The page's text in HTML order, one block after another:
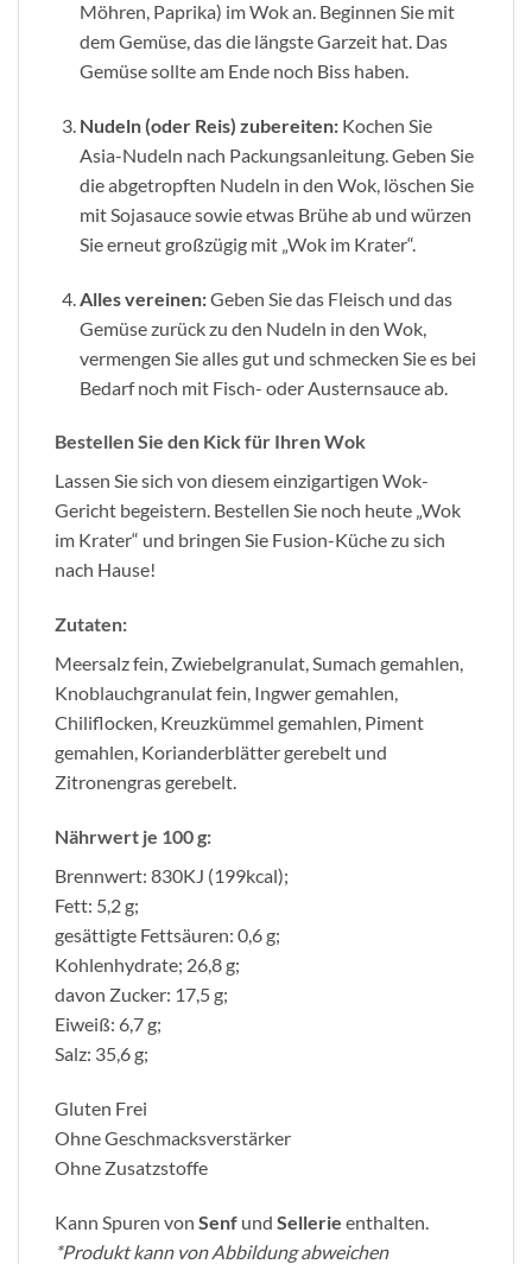
Möhren, Paprika) im Wok an. Beginnen Sie mit
dem Gemüse, das die längste Garzeit hat. Das
Gemüse sollte am Ende noch Biss haben.
Nudeln (oder Reis) zubereiten:Kochen Sie
Asia-Nudeln nach Packungsanleitung. Geben Sie
die abgetropften Nudeln in den Wok, löschen Sie
mit Sojasauce sowie etwas Brühe ab und würzen
Sie erneut großzügig mit „Wok im Krater“.
Alles vereinen:Geben Sie das Fleisch und das
Gemüse zurück zu den Nudeln in den Wok,
vermengen Sie alles gut und schmecken Sie es bei
Bedarf noch mit Fisch- oder Austernsauce ab.
Bestellen Sie den Kick für Ihren Wok
Lassen Sie sich von diesem einzigartigen Wok-
Gericht begeistern. Bestellen Sie noch heute „Wok
im Krater“ und bringen Sie Fusion-Küche zu sich
nach Hause!
Zutaten:
Meersalz fein, Zwiebelgranulat, Sumach gemahlen,
Knoblauchgranulat fein, Ingwer gemahlen,
Chiliflocken, Kreuzkümmel gemahlen, Piment
gemahlen, Korianderblätter gerebelt und
Zitronengras gerebelt.
Nährwert je 100 g:
Brennwert: 830KJ (199kcal);
Fett: 5,2 g;
gesättigte Fettsäuren: 0,6 g;
Kohlenhydrate; 26,8 g;
davon Zucker: 17,5 g;
Eiweiß: 6,7 g;
Salz: 35,6 g;
Gluten Frei
Ohne Geschmacksverstärker
Ohne Zusatzstoffe
Kann Spuren von Senf und Sellerie enthalten.
*Produkt kann von Abbildung abweichen